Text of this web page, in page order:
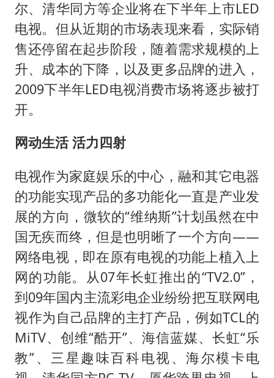
尔、清华同方等企业将在下半年上市LED
电视。但从近期的市场表现来看，实际销
售还停留在起步阶段，随着需求规模的上
升、成本的下降，以及更多品牌的进入，
2009下半年LED电视消费市场将逐步被打
开。
网动生活 活力四射
电视作为家庭娱乐的中心，融和其它电器
的功能实现产品的多功能化一直是产业发
展的方向，微软的“维纳斯”计划虽然在中
国无疾而终，但是也明晰了一个方向——
网络电视，即在原有电视的功能上植入上
网的功能。从07年长虹推出的“TV2.0”，
到09年国内主流彩电企业纷纷把互联网电
视作为自己品牌的主打产品，例如TCL的
MiTV、创维“酷开”、海信蓝媒、长虹“乐
教”、三星趣味百科电视、海尔模卡电